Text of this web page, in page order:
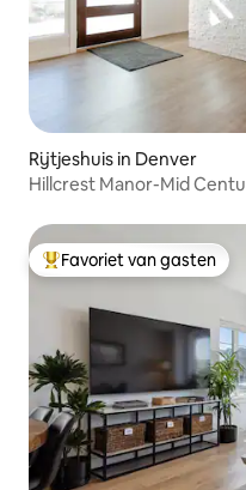
Rijtjeshuis in Denver
Hillcrest Manor-Mid
Topfavoriet van gasten
Favoriet van gasten